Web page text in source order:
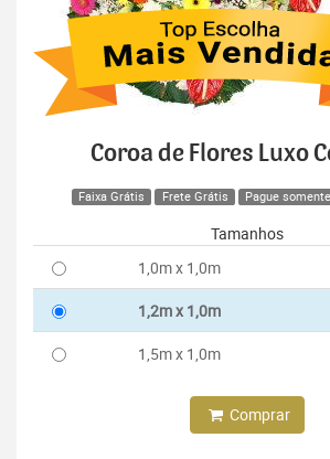
Coroa de Flores Luxo
Faixa Grátis Frete Grátis Pague
Tamanhos
1,0m x 1,0m
1,2m x 1,0m
1,5m x 1,0m
Comprar